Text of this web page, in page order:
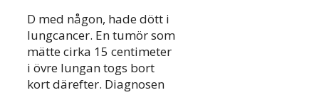
D med någon, hade dött i
lungcancer. En tumör som
mätte cirka 15 centimeter
i övre lungan togs bort
kort därefter. Diagnosen